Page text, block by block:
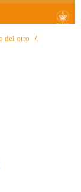
del otro
/